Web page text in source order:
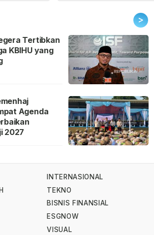
>
Tertibkan
KBIHU yang
Agenda
2027
INTERNASIONAL
TEKNO
BISNIS FINANSIAL
ESGNOW
VISUAL